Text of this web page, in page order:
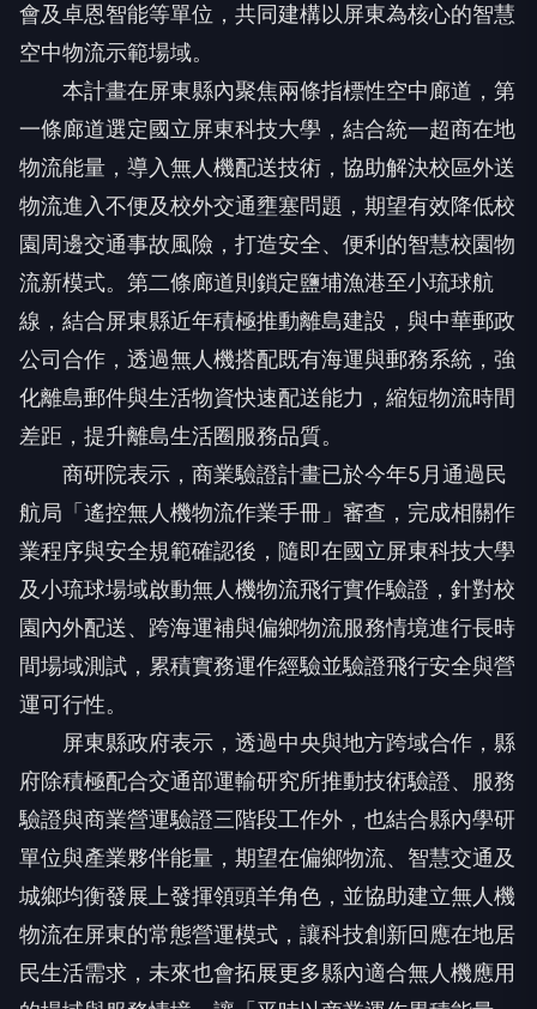
會及卓恩智能等單位，共同建構以屏東為核心的智慧
空中物流示範場域。
本計畫在屏東縣內聚焦兩條指標性空中廊道，第
一條廊道選定國立屏東科技大學，結合統一超商在地
物流能量，導入無人機配送技術，協助解決校區外送
物流進入不便及校外交通壅塞問題，期望有效降低校
園周邊交通事故風險，打造安全、便利的智慧校園物
流新模式。第二條廊道則鎖定鹽埔漁港至小琉球航
線，結合屏東縣近年積極推動離島建設，與中華郵政
公司合作，透過無人機搭配既有海運與郵務系統，強
化離島郵件與生活物資快速配送能力，縮短物流時間
差距，提升離島生活圈服務品質。
商研院表示，商業驗證計畫已於今年5月通過民
航局「遙控無人機物流作業手冊」審查，完成相關作
業程序與安全規範確認後，隨即在國立屏東科技大學
及小琉球場域啟動無人機物流飛行實作驗證，針對校
園內外配送、跨海運補與偏鄉物流服務情境進行長時
間場域測試，累積實務運作經驗並驗證飛行安全與營
運可行性。
屏東縣政府表示，透過中央與地方跨域合作，縣
府除積極配合交通部運輸研究所推動技術驗證、服務
驗證與商業營運驗證三階段工作外，也結合縣內學研
單位與產業夥伴能量，期望在偏鄉物流、智慧交通及
城鄉均衡發展上發揮領頭羊角色，並協助建立無人機
物流在屏東的常態營運模式，讓科技創新回應在地居
民生活需求，未來也會拓展更多縣內適合無人機應用